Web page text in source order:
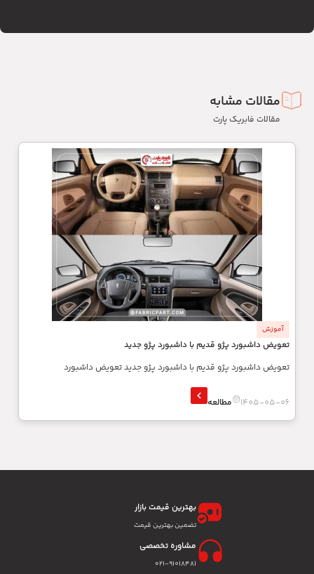
مقالات مشابه
مقالات فابریک پارت
آموزش
تعویض داشبورد پژو قدیم با داشبورد پژو جدید
تعویض داشبورد پژو قدیم با داشبورد پژو جدید تعویض داشبورد
1405-05-06 مطالعه
بهترین قیمت بازار
تضمین بهترین قیمت
مشاوره تخصصی
۰۲۱-91018481